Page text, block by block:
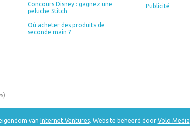
Concours Disney : gagnez une
peluche Stitch
Où acheter des produits de
seconde main ?
Publicité
van Internet Ventures. Website beheerd door Volo Media